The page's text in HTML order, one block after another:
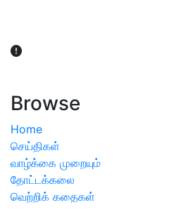
Browse
Home
செய்திகள்
வாழ்க்கை முறையும்
தோட்டக்கலை
வெற்றிக் கதைகள்